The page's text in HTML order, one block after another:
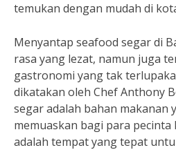
temukan dengan mudah di
Menyantap seafood segar di
rasa yang lezat, namun juga
gastronomi yang tak
dikatakan oleh Chef Anthony
segar adalah bahan makanan
memuaskan bagi para pecinta
adalah tempat yang tepat